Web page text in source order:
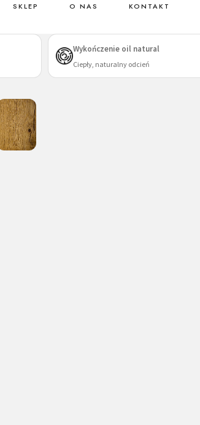
SKLEP O NAS KONTAKT
Wykończenie oil natural
Ciepły, naturalny odcień